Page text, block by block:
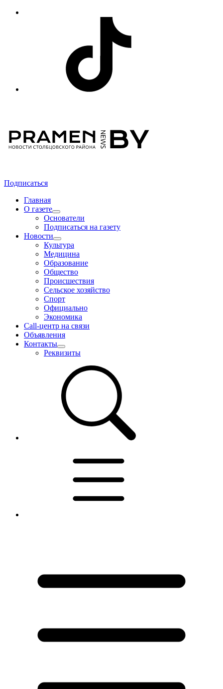
Подписаться
Главная
О газете
Основатели
Подписаться на газету
Новости
Культура
Медицина
Образование
Общество
Происшествия
Сельское хозяйство
Спорт
Официально
Экономика
Call-центр на связи
Объявления
Контакты
Реквизиты